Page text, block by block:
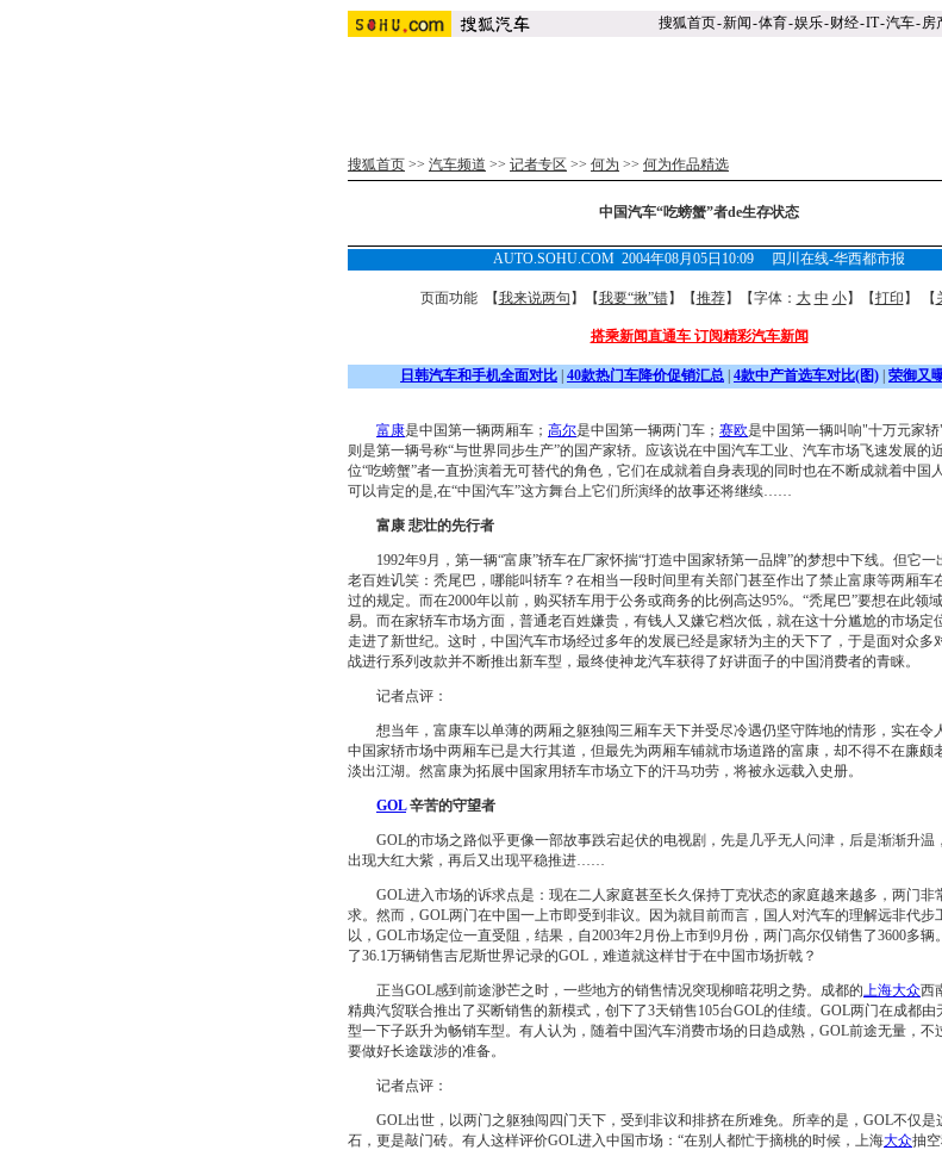
搜狐首页-新闻-体育-娱乐-财经-IT-汽车-房
搜狐首页 >> 汽车频道 >> 记者专区 >> 何为 >> 何为作品精选
中国汽车“吃螃蟹”者de生存状态
AUTO.SOHU.COM 2004年08月05日10:09 四川在线-华西都市报
页面功能 【我来说两句 】【我要“揪”错】【推荐】【字体： 大 中 小】【打印 】 【
搭乘新闻直通车 订阅精彩汽车新闻
日韩汽车和手机全面对比 40款热门车降价促销汇总 4款中产首选车对比(图) 荣御又
富康是中国第一辆两厢车； 高尔是中国第一辆两门车； 赛欧是中国第一辆叫响"十万元家轿
则是第一辆号称“与世界同步生产”的国产家轿。应该说在中国汽车工业、汽车市场飞速发展的
位“吃螃蟹”者一直扮演着无可替代的角色，它们在成就着自身表现的同时也在不断成就着中国
可以肯定的是,在“中国汽车”这方舞台上它们所演绎的故事还将继续……
富康 悲壮的先行者
1992年9月，第一辆“富康”轿车在厂家怀揣“打造中国家轿第一品牌”的梦想中下线。但它一
老百姓讥笑：秃尾巴，哪能叫轿车？在相当一段时间里有关部门甚至作出了禁止富康等两厢车
过的规定。而在2000年以前，购买轿车用于公务或商务的比例高达95%。“秃尾巴”要想在此领
易。而在家轿车市场方面，普通老百姓嫌贵，有钱人又嫌它档次低，就在这十分尴尬的市场定
走进了新世纪。这时，中国汽车市场经过多年的发展已经是家轿为主的天下了，于是面对众多
战进行系列改款并不断推出新车型，最终使神龙汽车获得了好讲面子的中国消费者的青睐。
记者点评：
想当年，富康车以单薄的两厢之躯独闯三厢车天下并受尽冷遇仍坚守阵地的情形，实在令
中国家轿市场中两厢车已是大行其道，但最先为两厢车铺就市场道路的富康，却不得不在廉颇
淡出江湖。然富康为拓展中国家用轿车市场立下的汗马功劳，将被永远载入史册。
GOL辛苦的守望者
GOL的市场之路似乎更像一部故事跌宕起伏的电视剧，先是几乎无人问津，后是渐渐升温
出现大红大紫，再后又出现平稳推进……
GOL进入市场的诉求点是：现在二人家庭甚至长久保持丁克状态的家庭越来越多，两门非
求。然而，GOL两门在中国一上市即受到非议。因为就目前而言，国人对汽车的理解远非代步
以，GOL市场定位一直受阻，结果，自2003年2月份上市到9月份，两门高尔仅销售了3600多辆
了36.1万辆销售吉尼斯世界记录的GOL，难道就这样甘于在中国市场折戟？
正当GOL感到前途渺芒之时，一些地方的销售情况突现柳暗花明之势。成都的上海大众西
精典汽贸联合推出了买断销售的新模式，创下了3天销售105台GOL的佳绩。GOL两门在成都由
型一下子跃升为畅销车型。有人认为，随着中国汽车消费市场的日趋成熟，GOL前途无量，不
要做好长途跋涉的准备。
记者点评：
GOL出世，以两门之躯独闯四门天下，受到非议和排挤在所难免。所幸的是，GOL不仅是
石，更是敲门砖。有人这样评价GOL进入中国市场：“在别人都忙于摘桃的时候，上海大众抽